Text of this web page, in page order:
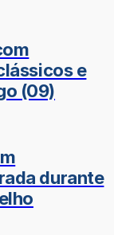
e
(09)
durante